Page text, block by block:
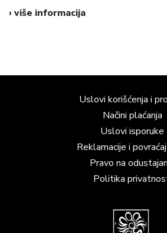
› više informacija
Uslovi korišćenja i
Načini plaćanja
Uslovi isporuke
Reklamacije i
Pravo na
Politika